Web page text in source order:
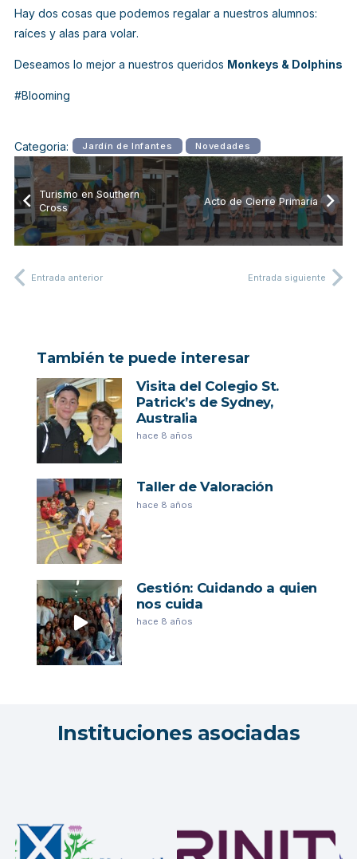
Hay dos cosas que podemos regalar a nuestros alumnos:
raíces y alas para volar.
Deseamos lo mejor a nuestros queridos Monkeys & Dolphins
#Blooming
Categoria: Jardín de Infantes Novedades
Turismo en Southern
Cross
Acto de Cierre Primaria
Entrada anterior Entrada siguiente
También te puede interesar
Visita del Colegio St.
Patrick’s de Sydney,
Australia
hace 8 años
Taller de Valoración
hace 8 años
Gestión: Cuidando a quien
nos cuida
hace 8 años
Instituciones asociadas